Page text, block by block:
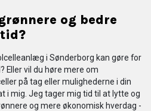
og bedre
i Sønderborg kan gøre for
Eller vil du høre mere om
på tag eller mulighederne i din
i mig. Jeg tager mig tid til at lytte og
og mere økonomisk hverdag -